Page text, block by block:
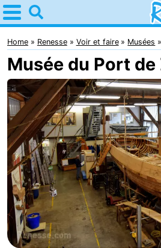
Home
Renesse
Astuces
Avec
les
enfants
Passer
la
nuit
Appartements
-
Port
Greve
-
Zeeuwse
Campings
Home Renesse Voir et faire Musées
Musée du Port de